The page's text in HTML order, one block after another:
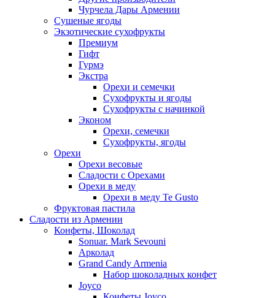
Чурчела Дары Армении
Сушеные ягоды
Экзотические сухофрукты
Премиум
Гифт
Гурмэ
Экстра
Орехи и семечки
Сухофрукты и ягоды
Сухофрукты с начинкой
Эконом
Орехи, семечки
Сухофрукты, ягоды
Орехи
Орехи весовые
Сладости с Орехами
Орехи в меду
Орехи в меду Te Gusto
Фруктовая пастила
Сладости из Армении
Конфеты, Шоколад
Sonuar. Mark Sevouni
Арколад
Grand Candy Armenia
Набор шоколадных конфет
Joyco